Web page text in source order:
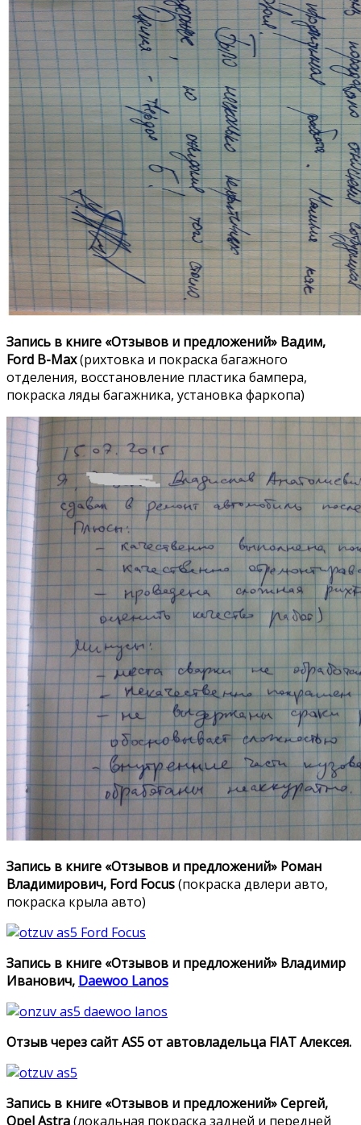
Запись в книге «Отзывов и предложений» Вадим,
Ford B-Max(рихтовка и покраска багажного
отделения, восстановление пластика бампера,
покраска ляды багажника, установка фаркопа)
Запись в книге «Отзывов и предложений» Роман
Владимирович, Ford Focus(покраска двлери авто,
покраска крыла авто)
Запись в книге «Отзывов и предложений» Владимир
Иванович, Daewoo Lanos
Отзыв через сайт AS5 от автовладельца FIAT Алексея.
Запись в книге «Отзывов и предложений» Сергей,
Opel Astra(локальная покраска задней и передней